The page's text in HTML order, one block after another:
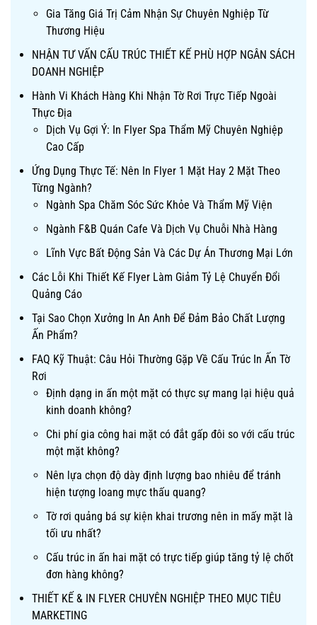
Gia Tăng Giá Trị Cảm Nhận Sự Chuyên Nghiệp Từ
Thương Hiệu
NHẬN TƯ VẤN CẤU TRÚC THIẾT KẾ PHÙ HỢP NGÂN SÁCH
DOANH NGHIỆP
Hành Vi Khách Hàng Khi Nhận Tờ Rơi Trực Tiếp Ngoài
Thực Địa
Dịch Vụ Gợi Ý: In Flyer Spa Thẩm Mỹ Chuyên Nghiệp
Cao Cấp
Ứng Dụng Thực Tế: Nên In Flyer 1 Mặt Hay 2 Mặt Theo
Từng Ngành?
Ngành Spa Chăm Sóc Sức Khỏe Và Thẩm Mỹ Viện
Ngành F&B Quán Cafe Và Dịch Vụ Chuỗi Nhà Hàng
Lĩnh Vực Bất Động Sản Và Các Dự Án Thương Mại Lớn
Các Lỗi Khi Thiết Kế Flyer Làm Giảm Tỷ Lệ Chuyển Đổi
Quảng Cáo
Tại Sao Chọn Xưởng In An Anh Để Đảm Bảo Chất Lượng
Ấn Phẩm?
FAQ Kỹ Thuật: Câu Hỏi Thường Gặp Về Cấu Trúc In Ấn Tờ
Rơi
Định dạng in ấn một mặt có thực sự mang lại hiệu quả
kinh doanh không?
Chi phí gia công hai mặt có đắt gấp đôi so với cấu trúc
một mặt không?
Nên lựa chọn độ dày định lượng bao nhiêu để tránh
hiện tượng loang mực thấu quang?
Tờ rơi quảng bá sự kiện khai trương nên in mấy mặt là
tối ưu nhất?
Cấu trúc in ấn hai mặt có trực tiếp giúp tăng tỷ lệ chốt
đơn hàng không?
THIẾT KẾ & IN FLYER CHUYÊN NGHIỆP THEO MỤC TIÊU
MARKETING